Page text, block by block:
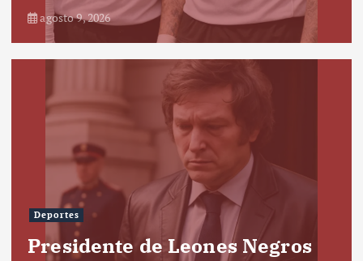
agosto 9, 2026
Deportes
Presidente de Leones Negros